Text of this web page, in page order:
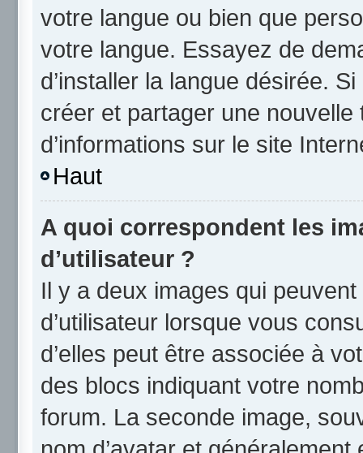
votre langue ou bien que
votre langue. Essayez de
d’installer la langue désirée.
créer et partager une
d’informations sur le site
Haut
A quoi correspondent les
d’utilisateur ?
Il y a deux images qui
d’utilisateur lorsque vous
d’elles peut être associée à
des blocs indiquant votre
forum. La seconde image,